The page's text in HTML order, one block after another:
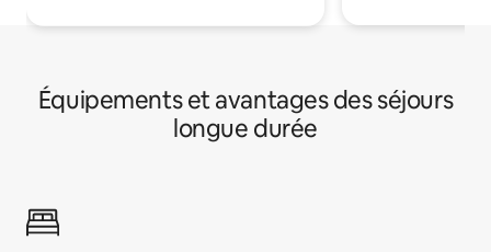
Équipements et avantages des séjours
longue durée